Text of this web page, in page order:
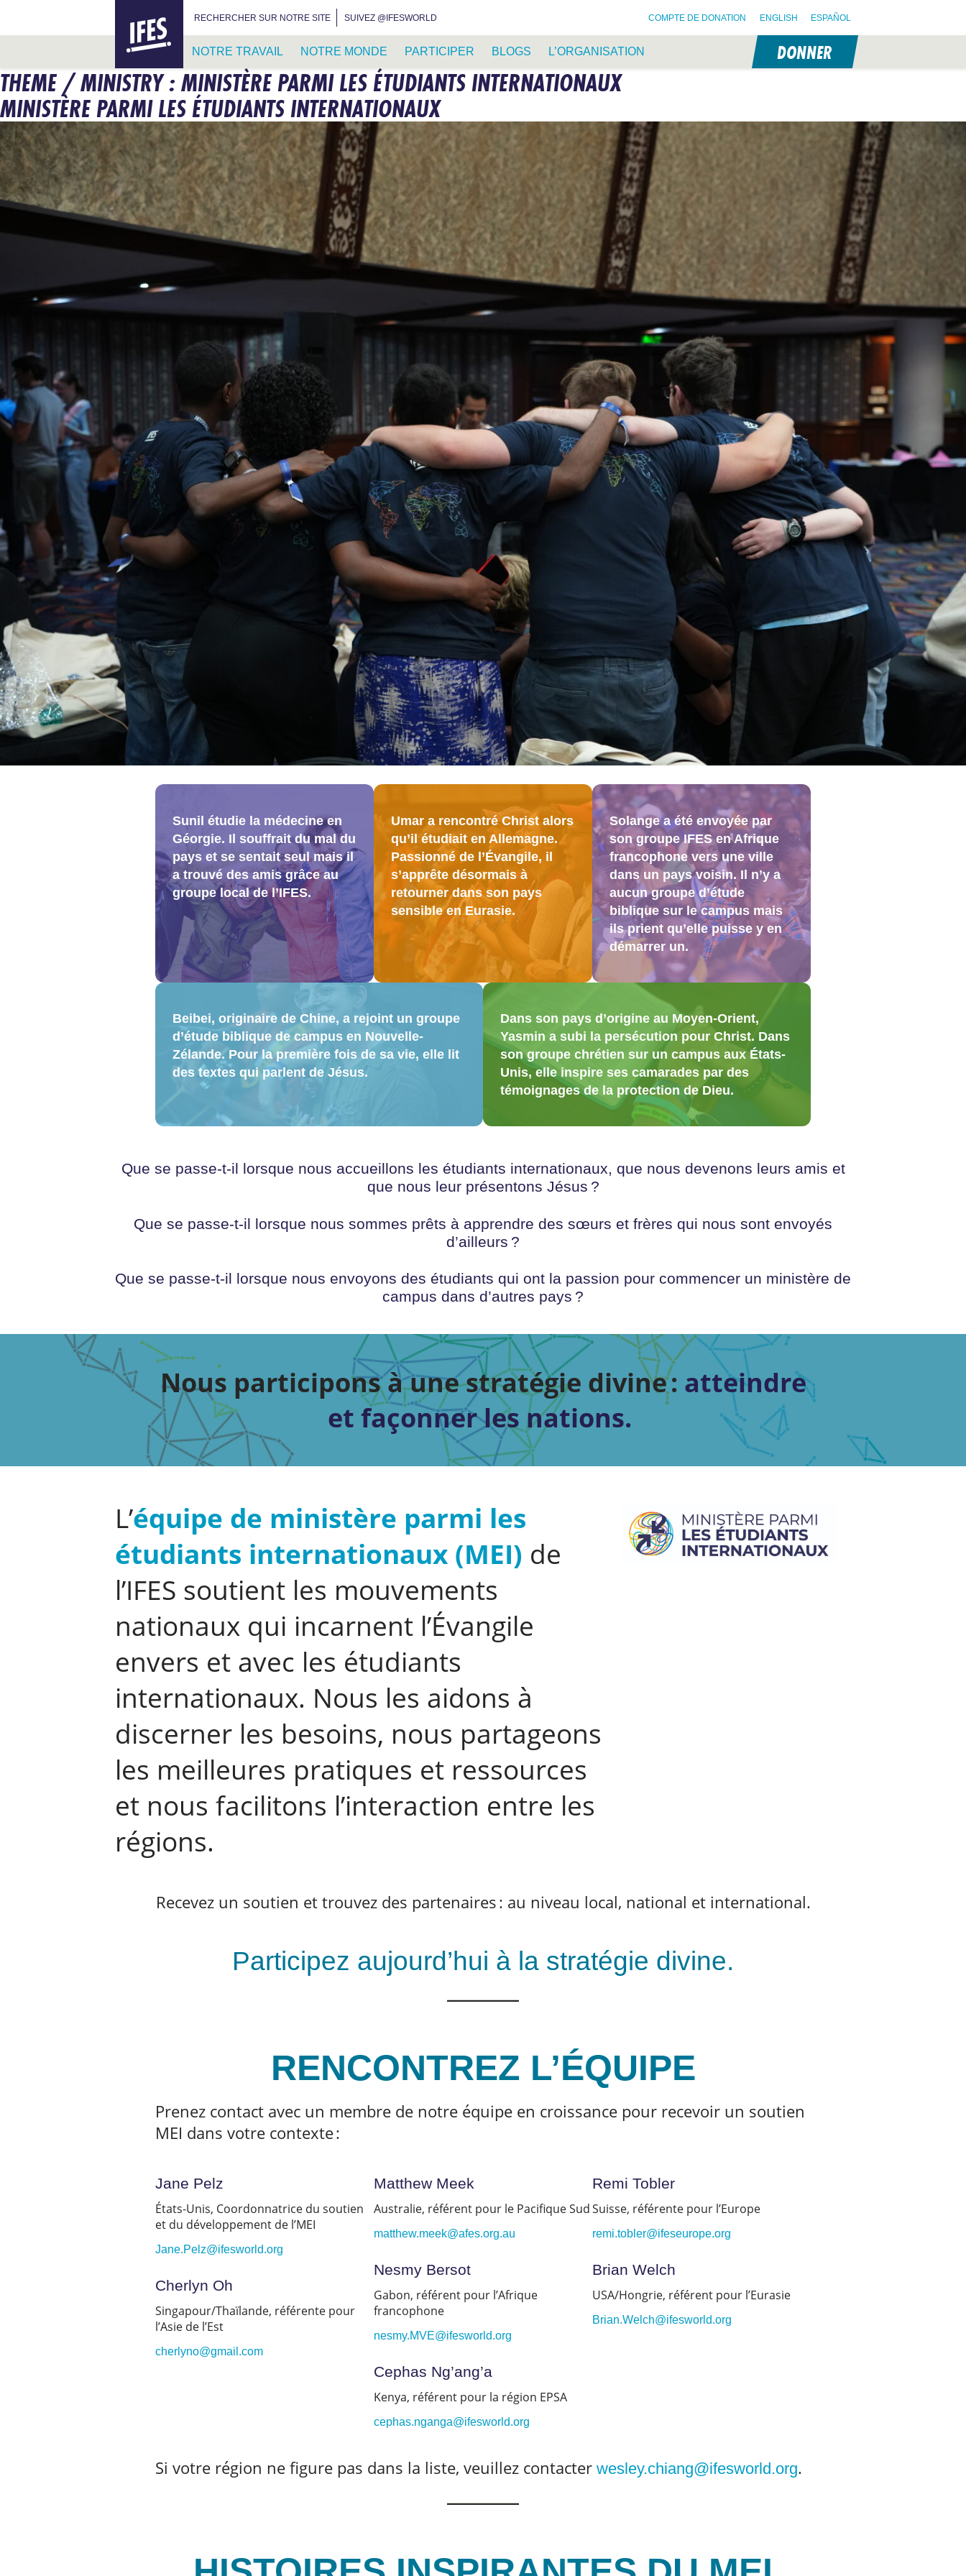
PASSER
AU
CONTENU
PRINCIPAL
RECHERCHER SUR NOTRE SITE SUIVEZ @IFESWORLD COMPTE DE DONATION ENGLISH ESPAÑOL
INTERNATIONAL
FELLOWSHIP
OF
EVANGELICAL
STUDENTS
NOTRE TRAVAIL NOTRE MONDE PARTICIPER BLOGS L’ORGANISATION DONNER
THEME / MINISTRY :MINISTÈRE PARMI LES ÉTUDIANTS INTERNATIONAUX
MINISTÈRE PARMI LES ÉTUDIANTS INTERNATIONAUX
Sunil étudie la médecine en
Géorgie. Il souffrait du mal du
pays et se sentait seul mais il
a trouvé des amis grâce au
groupe local de l’IFES.
Umar a rencontré Christ alors
qu’il étudiait en Allemagne.
Passionné de l’Évangile, il
s’apprête désormais à
retourner dans son pays
sensible en Eurasie.
Solange a été envoyée par
son groupe IFES en Afrique
francophone vers une ville
dans un pays voisin. Il n’y a
aucun groupe d’étude
biblique sur le campus mais
ils prient qu’elle puisse y en
démarrer un.
Beibei, originaire de Chine, a rejoint un groupe
d’étude biblique de campus en Nouvelle-
Zélande. Pour la première fois de sa vie, elle lit
des textes qui parlent de Jésus.
Dans son pays d’origine au Moyen-Orient,
Yasmin a subi la persécution pour Christ. Dans
son groupe chrétien sur un campus aux États-
Unis, elle inspire ses camarades par des
témoignages de la protection de Dieu.
Que se passe-t-il lorsque nous accueillons les étudiants internationaux, que nous devenons leurs amis et
que nous leur présentons Jésus ?
Que se passe-t-il lorsque nous sommes prêts à apprendre des sœurs et frères qui nous sont envoyés
d’ailleurs ?
Que se passe-t-il lorsque nous envoyons des étudiants qui ont la passion pour commencer un ministère de
campus dans d’autres pays ?
Nous participons à une stratégie divine : atteindre
et façonner les nations.
L’équipe de ministère parmi les
étudiants internationaux (MEI) de
l’IFES soutient les mouvements
nationaux qui incarnent l’Évangile
envers et avec les étudiants
internationaux. Nous les aidons à
discerner les besoins, nous partageons
les meilleures pratiques et ressources
et nous facilitons l’interaction entre les
régions.
Recevez un soutien et trouvez des partenaires : au niveau local, national et international.
Participez aujourd’hui à la stratégie divine.
RENCONTREZ L’ÉQUIPE
Prenez contact avec un membre de notre équipe en croissance pour recevoir un soutien
MEI dans votre contexte :
Jane Pelz
États-Unis, Coordonnatrice du soutien
et du développement de l’MEI
Jane.Pelz@ifesworld.org
Cherlyn Oh
Singapour/Thaïlande, référente pour
l’Asie de l’Est
cherlyno@gmail.com
Matthew Meek
Australie, référent pour le Pacifique Sud
matthew.meek@afes.org.au
Nesmy Bersot
Gabon, référent pour l’Afrique
francophone
nesmy.MVE@ifesworld.org
Cephas Ng’ang’a
Kenya, référent pour la région EPSA
cephas.nganga@ifesworld.org
Remi Tobler
Suisse, référente pour l’Europe
remi.tobler@ifeseurope.org
Brian Welch
USA/Hongrie, référent pour l’Eurasie
Brian.Welch@ifesworld.org
Si votre région ne figure pas dans la liste, veuillez contacter wesley.chiang@ifesworld.org.